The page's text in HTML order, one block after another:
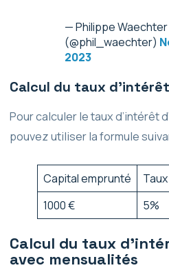
— Philippe Waechter
(@phil_waechter)
2023
Calcul du taux
Pour calculer le taux d’intérêt
pouvez utiliser la formule
Capital emprunté
1000 €
5%
Calcul du taux
avec mensualités